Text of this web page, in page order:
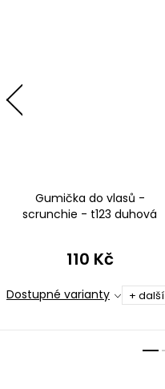
Gumička do vlasů -
scrunchie - t123 duhová
110 Kč
Dostupné varianty + další